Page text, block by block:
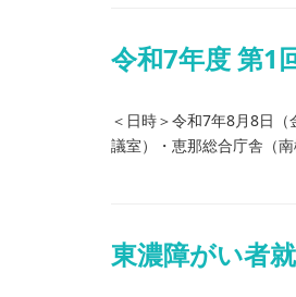
令和7年度 第1
＜日時＞令和7年8月8日
議室）・恵那総合庁舎
東濃障がい者